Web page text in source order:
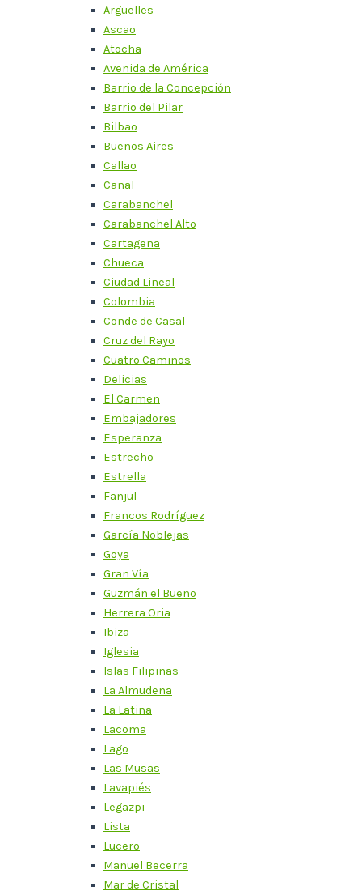
Argüelles
Ascao
Atocha
Avenida de América
Barrio de la Concepción
Barrio del Pilar
Bilbao
Buenos Aires
Callao
Canal
Carabanchel
Carabanchel Alto
Cartagena
Chueca
Ciudad Lineal
Colombia
Conde de Casal
Cruz del Rayo
Cuatro Caminos
Delicias
El Carmen
Embajadores
Esperanza
Estrecho
Estrella
Fanjul
Francos Rodríguez
García Noblejas
Goya
Gran Vía
Guzmán el Bueno
Herrera Oria
Ibiza
Iglesia
Islas Filipinas
La Almudena
La Latina
Lacoma
Lago
Las Musas
Lavapiés
Legazpi
Lista
Lucero
Manuel Becerra
Mar de Cristal